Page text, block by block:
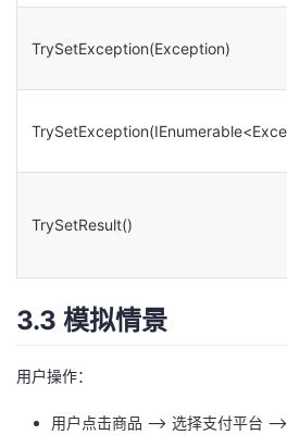
TrySetException(Exception)
TrySetResult()
3.3 模拟情景
用户操作：
用户点击商品 --> 选择支付平台 --